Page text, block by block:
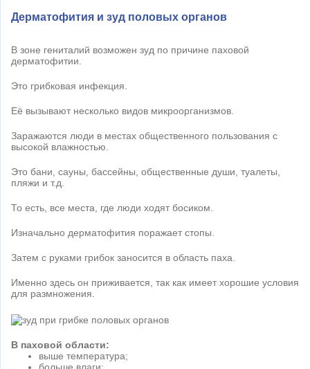
Дерматофития и зуд половых органов
В зоне гениталий возможен зуд по причине паховой
дерматофитии.
Это грибковая инфекция.
Её вызывают несколько видов микроорганизмов.
Заражаются люди в местах общественного пользования с
высокой влажностью.
Это бани, сауны, бассейны, общественные души, туалеты,
пляжи и т.д.
То есть, все места, где люди ходят босиком.
Изначально дерматофития поражает стопы.
Затем с руками грибок заносится в область паха.
Именно здесь он приживается, так как имеет хорошие условия
для размножения.
В паховой области:
выше температура;
больше влаги;